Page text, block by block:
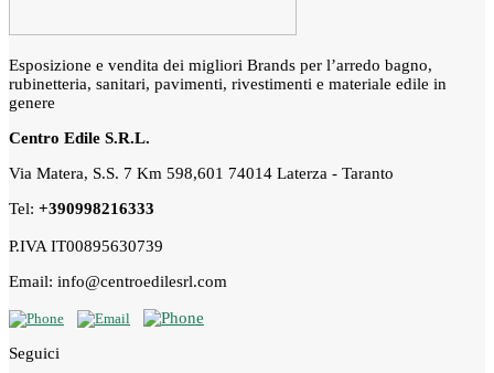
Esposizione e vendita dei migliori Brands per l’arredo bagno,
rubinetteria, sanitari, pavimenti, rivestimenti e materiale edile in
genere
Centro Edile S.R.L.
Via Matera, S.S. 7 Km 598,601 74014 Laterza - Taranto
Tel: +390998216333
P.IVA IT00895630739
Email: info@centroedilesrl.com
Seguici